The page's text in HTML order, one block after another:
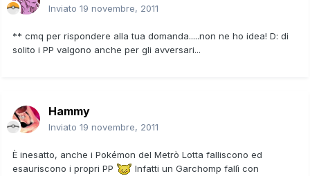
Inviato 19 novembre, 2011
** cmq per rispondere alla tua domanda.....non ne ho idea! D: di
solito i PP valgono anche per gli avversari...
Hammy
Inviato 19 novembre, 2011
È inesatto, anche i Pokémon del Metrò Lotta falliscono ed
esauriscono i propri PP
Infatti un Garchomp fallì con